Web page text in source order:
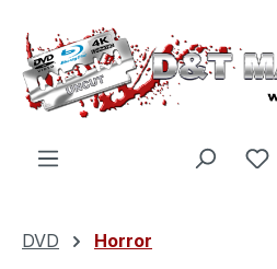
Zum Hauptinhalt springen
DVD Horror